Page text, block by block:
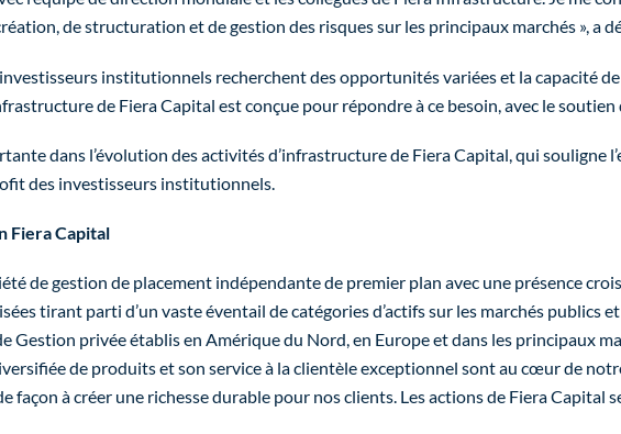
de structuration et de gestion des risques sur les principaux marchés », a
institutionnels recherchent des opportunités variées et la capacité
de Fiera Capital est conçue pour répondre à ce besoin, avec le
dans l’évolution des activités d’infrastructure de Fiera Capital, qui souligne
des investisseurs institutionnels.
Fiera Capital
de gestion de placement indépendante de premier plan avec une présence
tirant parti d’un vaste éventail de catégories d’actifs sur les marchés
Gestion privée établis en Amérique du Nord, en Europe et dans les principaux
de produits et son service à la clientèle exceptionnel sont au cœur de
façon à créer une richesse durable pour nos clients. Les actions de Fiera Capital